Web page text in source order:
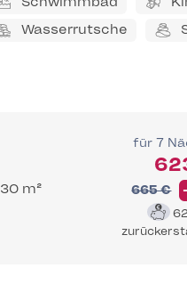
Wasserrutsche
30 m²
für 7
665 €